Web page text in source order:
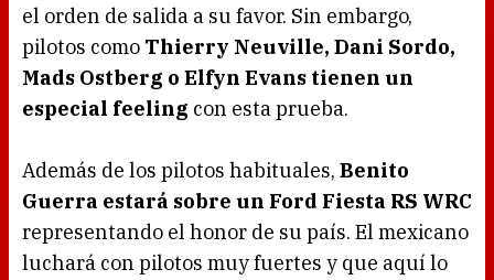
el orden de salida a su favor. Sin embargo,
pilotos como Thierry Neuville, Dani Sordo,
Mads Ostberg o Elfyn Evans tienen un
especial feeling con esta prueba.
Además de los pilotos habituales, Benito
Guerra estará sobre un Ford Fiesta RS WRC
representando el honor de su país. El mexicano
luchará con pilotos muy fuertes y que aquí lo